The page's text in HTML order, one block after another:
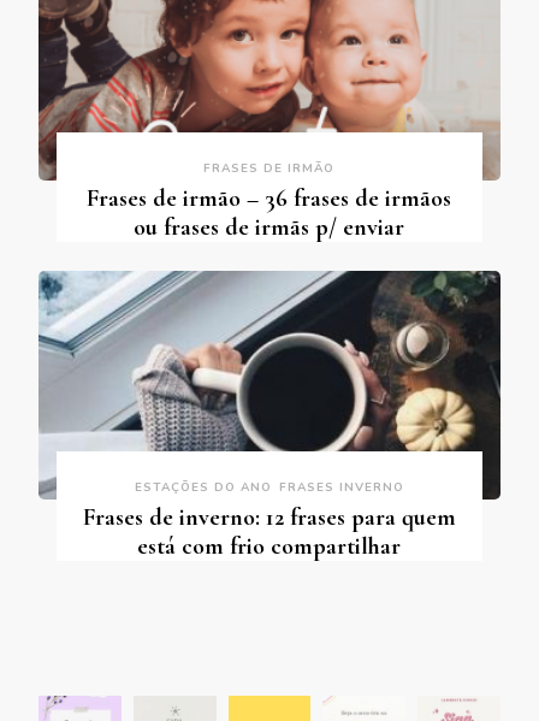
FRASES DE IRMÃO
Frases de irmão – 36 frases de irmãos
ou frases de irmãs p/ enviar
ESTAÇÕES DO ANO FRASES INVERNO
Frases de inverno: 12 frases para quem
está com frio compartilhar